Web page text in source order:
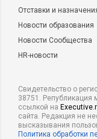
Отставки и
Новости образования
Новости Сообщества
HR-новости
Свидетельство о
38751. Републикация
ссылкой на
сайта. Редакция не
высказывания
Политика обработки